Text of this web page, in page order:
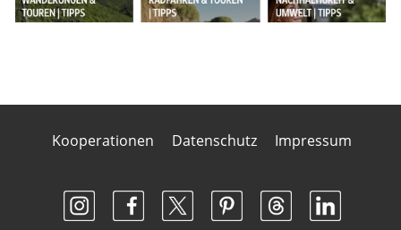
Kooperationen Datenschutz Impressum